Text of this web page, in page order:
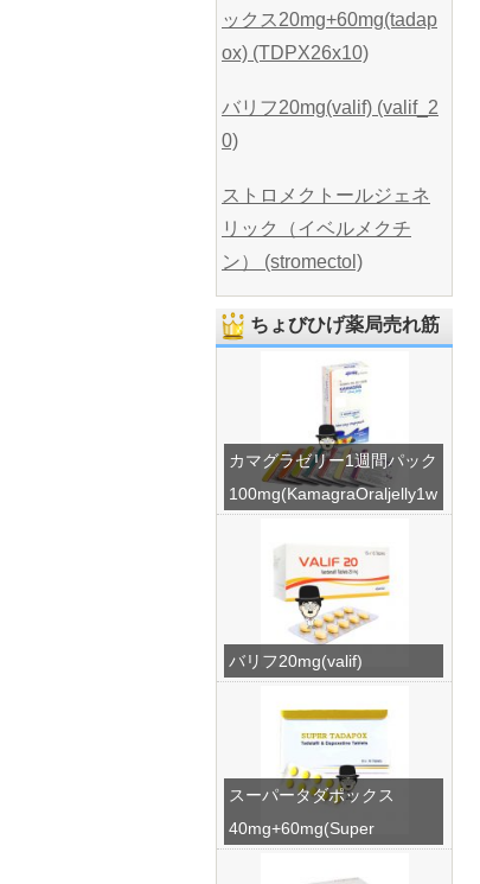
ックス20mg+60mg(tadap
ox) (TDPX26x10)
バリフ20mg(valif) (valif_2
0)
ストロメクトールジェネ
リック（イベルメクチ
ン） (stromectol)
ちょびひげ薬局売れ筋
カマグラゼリー1週間パック
100mg(KamagraOraljelly1w
バリフ20mg(valif)
スーパータダポックス
40mg+60mg(Super